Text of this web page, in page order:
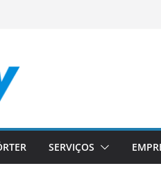
SERVIÇOS